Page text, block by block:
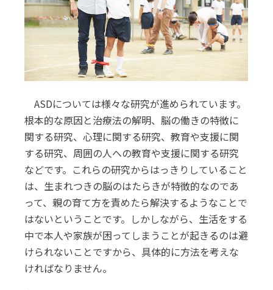
ASDについては様々な研究が進められています。
根本的な原因と治療法の解明、脳の働きの特徴に
関する研究、心理に関する研究、教育や支援に関
する研究、周囲の人への教育や支援に関する研究
などです。これらの研究からはっきりしていること
は、生まれつきの脳のはたらきが特徴的なのであ
って、親の育て方を責めたら解決するようなことで
はないということです。しかしながら、生活をする
中で本人や家族が困ってしまうことが起きるのは避
けられないことですから、具体的に方法を考えな
ければなりません。